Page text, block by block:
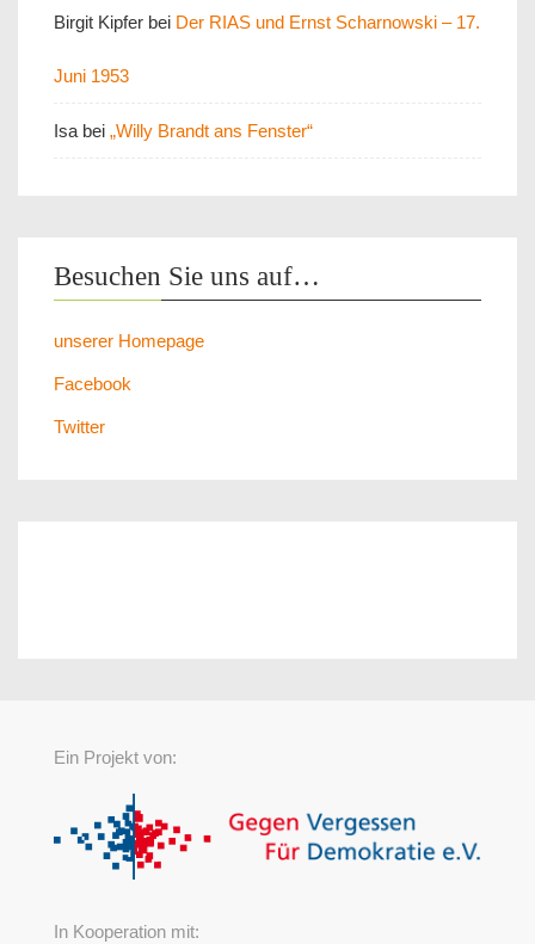
Birgit Kipfer bei Der RIAS und Ernst Scharnowski – 17.
Juni 1953
Isabei „Willy Brandt ans Fenster“
Besuchen Sie uns auf…
unserer Homepage
Facebook
Twitter
Ein Projekt von:
In Kooperation mit: